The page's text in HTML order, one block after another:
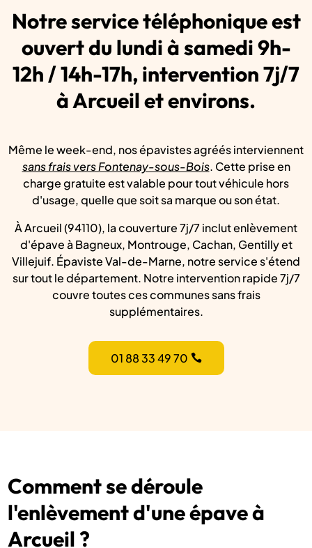
Notre service téléphonique est
ouvert du lundi à samedi 9h-
12h / 14h-17h, intervention 7j/7
à Arcueil et environs.
Même le week-end, nos épavistes agréés interviennent
sans frais vers Fontenay-sous-Bois. Cette prise en
charge gratuite est valable pour tout véhicule hors
d'usage, quelle que soit sa marque ou son état.
À Arcueil (94110), la couverture 7j/7 inclut enlèvement
d'épave à Bagneux, Montrouge, Cachan, Gentilly et
Villejuif. Épaviste Val-de-Marne, notre service s'étend
sur tout le département. Notre intervention rapide 7j/7
couvre toutes ces communes sans frais
supplémentaires.
01 88 33 49 70
Comment se déroule
l'enlèvement d'une épave à
Arcueil ?